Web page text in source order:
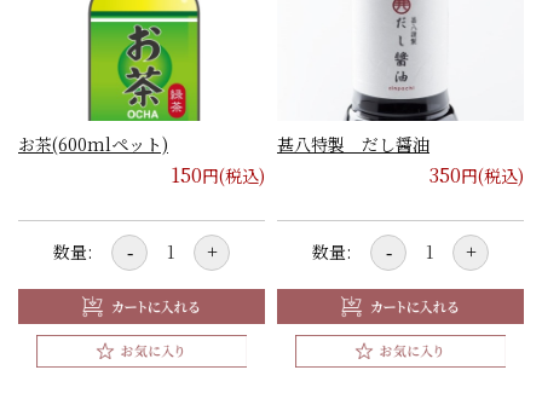
お茶(600mlペット)
150円(税込)
数量: - +
甚八特製 だし醤油
350円(税込)
数量: - +